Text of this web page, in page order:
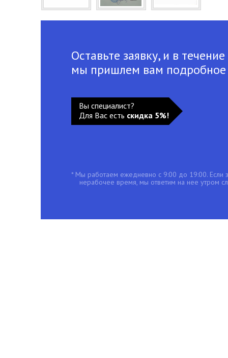
Оставьте заявку, и в
мы пришлем вам
Вы специалист?
Для Вас есть скидка 5%!
* Мы работаем ежедневно с 9:00 до 19:00. Если
нерабочее время, мы ответим на нее утром